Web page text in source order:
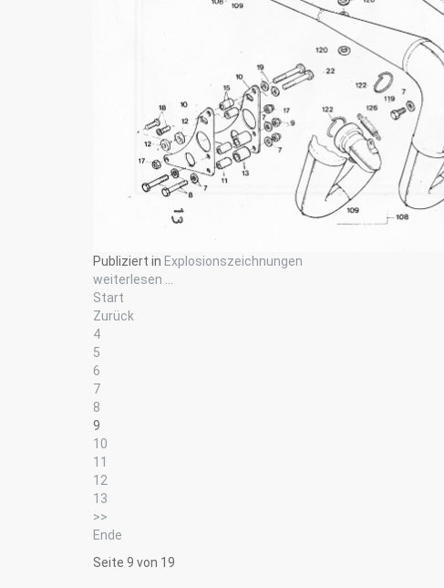
Publiziert in Explosionszeichnungen
weiterlesen ...
Start
Zurück
4
5
6
7
8
9
10
11
12
13
>>
Ende
Seite 9 von 19